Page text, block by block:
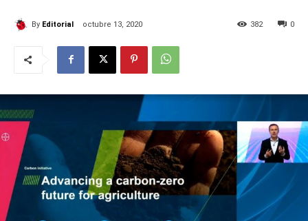
By Editorial octubre 13, 2020 0
382